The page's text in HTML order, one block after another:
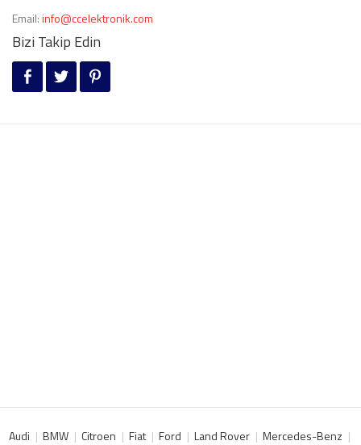
Email:info@ccelektronik.com
Bizi Takip Edin
Audi BMW Citroen Fiat Ford Land Rover
Mercedes-Benz